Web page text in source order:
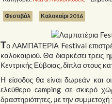
Φεστιβάλ Καλοκαίρι 2016
Το ΛΑΜΠΑΤΕΡΙΑ Festival
καλοκαιριού. Θα διαρκέσει τρεις
Κεντρικής Εύβοιας, δίπλα στους
Η είσοδος θα είναι δωρεάν και
ελεύθερο camping σε σκιερό
δραστηριότητες, με την